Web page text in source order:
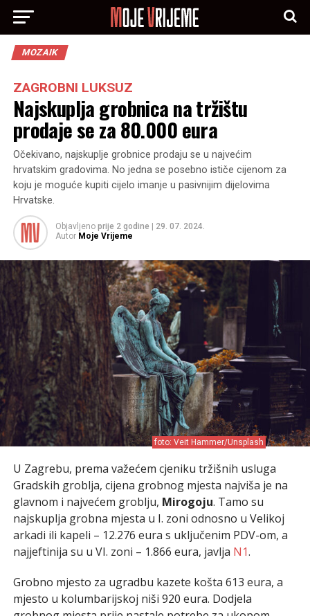
MOZAIK
ZAGROBNI LUKSUZ
Najskuplja grobnica na tržištu
prodaje se za 80.000 eura
Očekivano, najskuplje grobnice prodaju se u najvećim
hrvatskim gradovima. No jedna se posebno ističe cijenom za
koju je moguće kupiti cijelo imanje u pasivnijim dijelovima
Hrvatske.
Objavljeno prije 2 godine
29. 07. 2024.
Autor Moje Vrijeme
foto: Veit Hammer/Unsplash
U Zagrebu, prema važećem cjeniku tržišnih usluga
Gradskih groblja, cijena grobnog mjesta najviša je na
glavnom i najvećem groblju, Mirogoju. Tamo su
najskuplja grobna mjesta u I. zoni odnosno u Velikoj
arkadi ili kapeli – 12.276 eura s uključenim PDV-om, a
najjeftinija su u VI. zoni – 1.866 eura, javlja N1.
Grobno mjesto za ugradbu kazete košta 613 eura, a
mjesto u kolumbarijskoj niši 920 eura. Dodjela